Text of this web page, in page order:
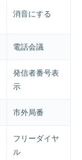
消音にする
電話会議
発信者番号表
示
市外局番
フリーダイヤ
ル